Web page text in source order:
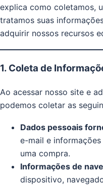
explica como coletamos,
tratamos suas
adquirir nossos recursos
1. Coleta de
Ao acessar nosso site e
podemos coletar as
Dados pessoais
e-mail e
uma compra.
Informações de
dispositivo,